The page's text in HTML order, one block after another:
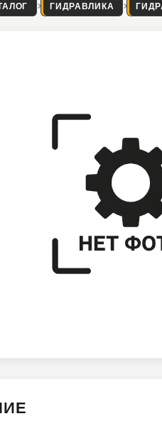
ГИДРАВЛИКА